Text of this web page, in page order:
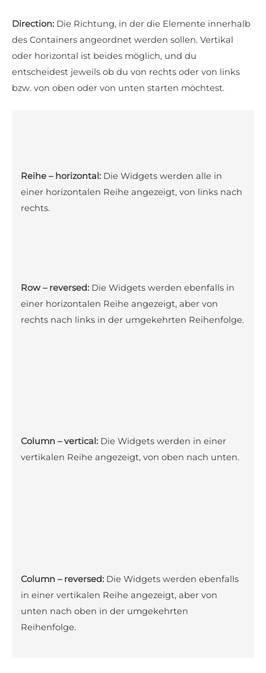
Direction: Die Richtung, in der die Elemente innerhalb
des Containers angeordnet werden sollen. Vertikal
oder horizontal ist beides möglich, und du
entscheidest jeweils ob du von rechts oder von links
bzw. von oben oder von unten starten möchtest.
Reihe – horizontal: Die Widgets werden alle in
einer horizontalen Reihe angezeigt, von links nach
rechts.
Row – reversed: Die Widgets werden ebenfalls in
einer horizontalen Reihe angezeigt, aber von
rechts nach links in der umgekehrten Reihenfolge.
Column – vertical: Die Widgets werden in einer
vertikalen Reihe angezeigt, von oben nach unten.
Column – reversed: Die Widgets werden ebenfalls
in einer vertikalen Reihe angezeigt, aber von
unten nach oben in der umgekehrten
Reihenfolge.